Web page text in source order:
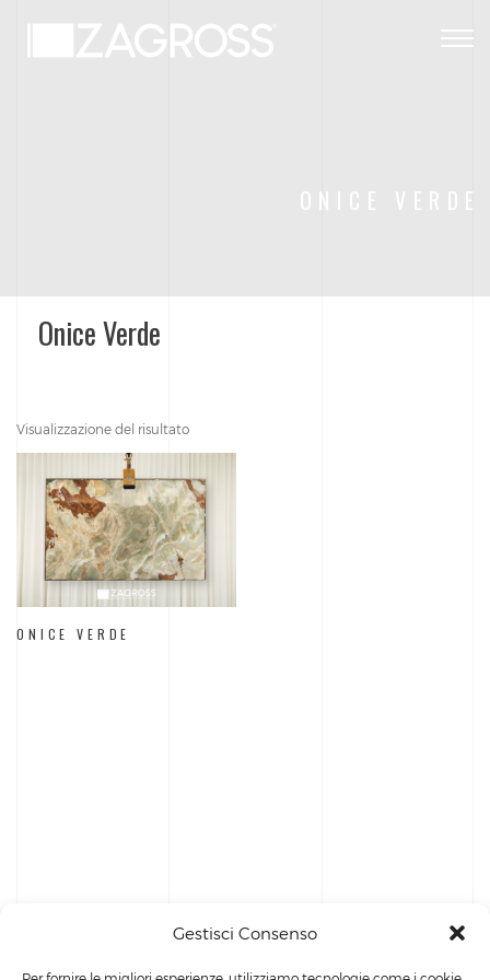
Gestisci Consenso
ONICE VERDE
Onice Verde
Visualizzazione del risultato
ONICE VERDE